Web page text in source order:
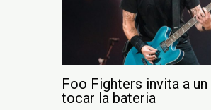
Foo Fighters invita a un
tocar la bateria